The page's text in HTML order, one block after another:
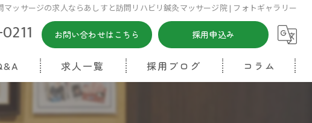
ッサージの求人ならあしすと訪問リハビリ鍼灸マッサージ院 | フォトギャラリー
お問い合わせはこちら 採用申込み
求人一覧 採用ブログ コラム